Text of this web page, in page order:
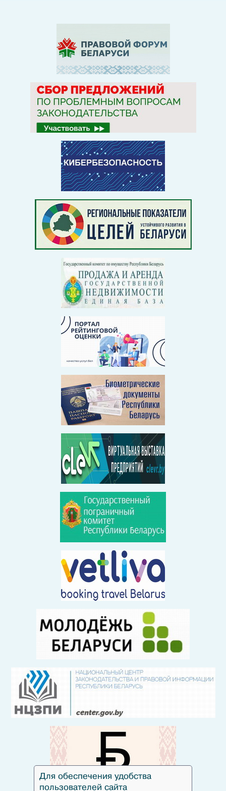
Для обеспечения удобства
пользователей сайта